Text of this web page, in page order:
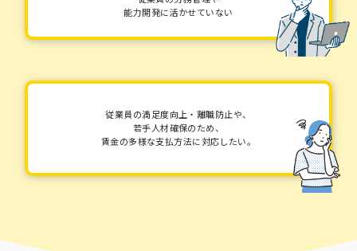
能力開発に活かせていない
従業員の満足度向上・離職防止や、
若手人材確保のため、
賃金の多様な支払方法に対応したい。